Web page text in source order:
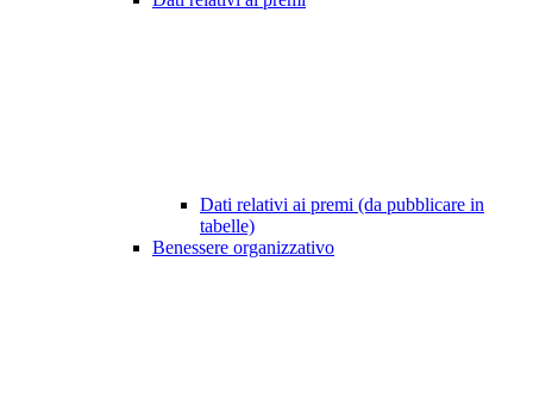
Dati relativi ai premi (da pubblicare in
tabelle)
Benessere organizzativo